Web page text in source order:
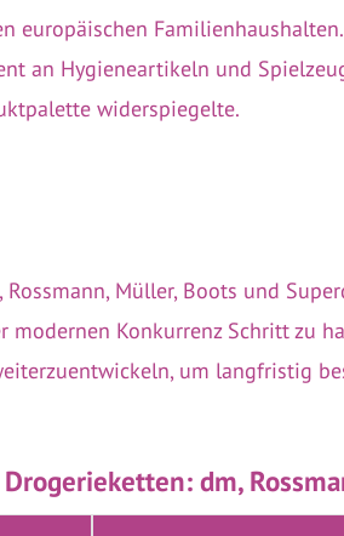
europäischen
an Hygieneartikeln und
widerspiegelte.
Müller, Boots und
Konkurrenz Schritt zu
um langfristig
dm,